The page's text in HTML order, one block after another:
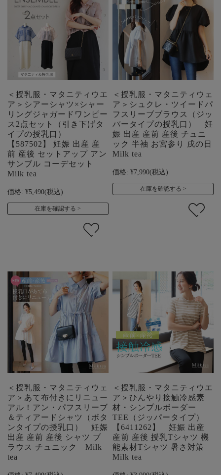
＜授乳服・マタニティウエ
ア＞シアーシャツ×シャー
リングジャガードワンピー
ス2点セット（引き下げタ
イプの授乳口）
【587502】 妊娠 出産 産
前 産後 セットアップ アン
サンブル コーデセット
Milk tea
価格: ¥5,490(税込)
在庫を確認する
＜授乳服・マタニティウェ
ア＞シュクレ・ツイードパ
フスリーブブラウス（ジッ
パータイプの授乳口） 妊
娠 出産 産前 産後 チュニ
ック 半袖 お宮参り 戌の日
Milk tea
価格: ¥7,990(税込)
在庫を確認する
＜授乳服・マタニティウェ
ア＞あて布付きにリニュー
アル！アン・パフスリーブ
＆ティアードシャツ（ボタ
ンタイプの授乳口） 妊娠
出産 産前 産後 シャツ ブ
ラウス チュニック Milk
tea
＜授乳服・マタニティウエ
ア＞ひんやり接触冷感素
材・シンプルボーダー
TEE（ジッパータイプ）
【6411262】 妊娠 出産
産前 産後 授乳Tシャツ 機
能素材Tシャツ 暑さ対策
Milk tea